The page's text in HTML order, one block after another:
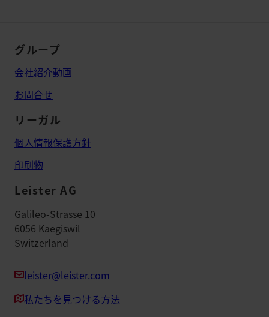
グループ
会社紹介動画
お問合せ
リーガル
個人情報保護方針
印刷物
Leister AG
Galileo-Strasse 10
6056 Kaegiswil
Switzerland
leister@leister.com
私たちを見つける方法